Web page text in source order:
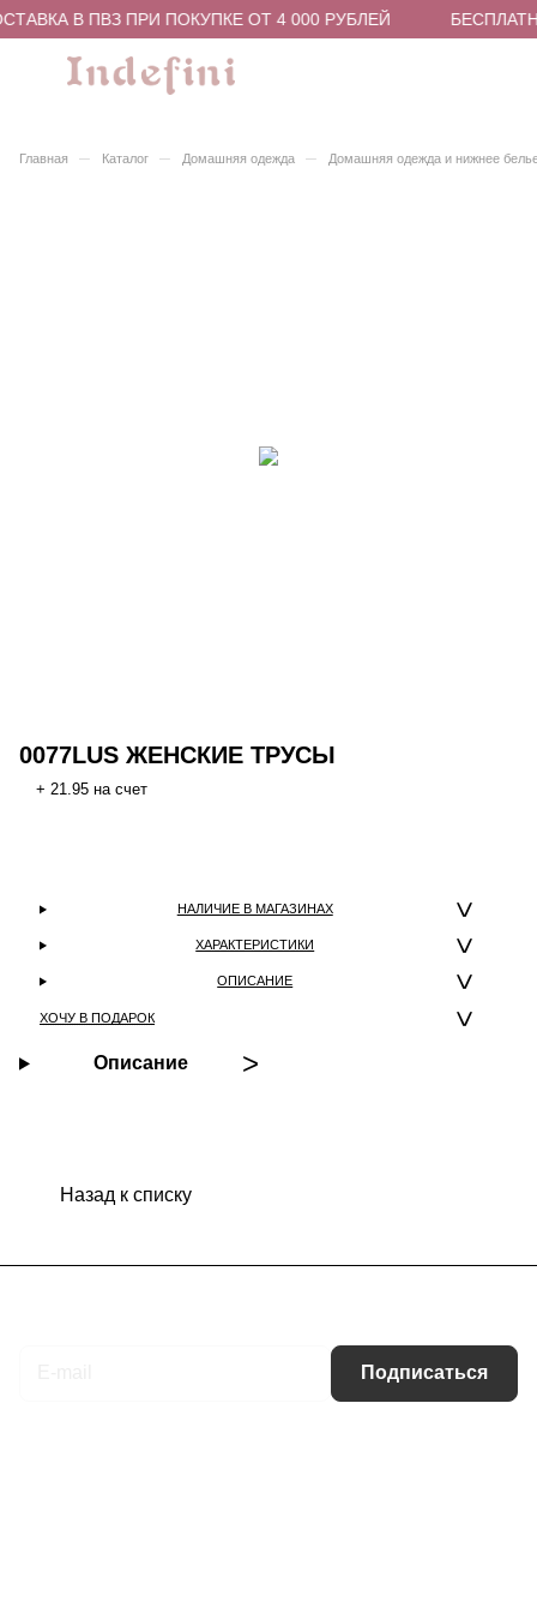
В ПВЗ ПРИ ПОКУПКЕ ОТ 4 000 РУБЛЕЙ
Главная – Каталог – Домашняя одежда – Домашняя одежда и нижнее
0077LUS ЖЕНСКИЕ ТРУСЫ
+ 21.95 на счет
НАЛИЧИЕ В МАГАЗИНАХ
ХАРАКТЕРИСТИКИ
ОПИСАНИЕ
ХОЧУ В ПОДАРОК
Описание
Назад к списку
Подписаться